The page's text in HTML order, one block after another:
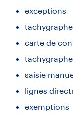
exceptions
carte de
saisie
lignes
exemptions